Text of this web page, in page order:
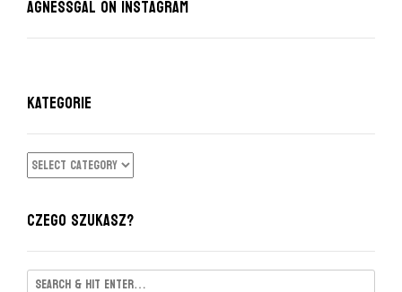
AgnessGal on Instagram
KATEGORIE
KATEGORIE
CZEGO SZUKASZ?